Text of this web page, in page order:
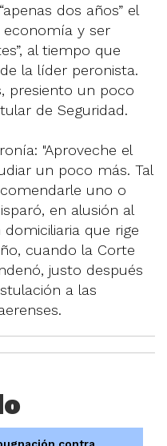
dos años” el
economía y ser
al tiempo que
la líder peronista.
presiento un poco
de Seguridad.
"Aproveche el
un poco más. Tal
uno o
en alusión al
que rige
cuando la Corte
justo después
a las
contra